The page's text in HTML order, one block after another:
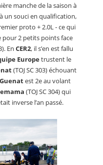
manche de la saison à
un souci en qualification,
proto + 2.0L - ce qui
2 petits points face
En CER2, il s’en est fallu
Europetrustent le
(TOJ SC 303) échouant
est 2e au volant
(TOJ SC 304) qui
inverse l’an passé.